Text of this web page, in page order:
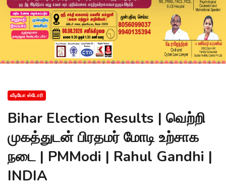
வீடியோ ஸ்டோரி
Bihar Election Results | வெற்றி
முகத்துடன் பிரதமர் மோடி உற்சாக
நடை | PMModi | Rahul Gandhi |
INDIA